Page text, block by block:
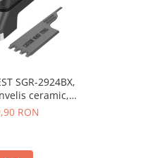
SGR-2924BX,
ceramic,
Deschidere la
RON